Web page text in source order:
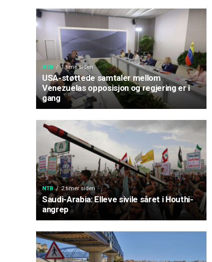
NTB 1 time siden
USA-støttede samtaler mellom
Venezuelas opposisjon og regjering er i
gang
NTB 2 timer siden
Saudi-Arabia: Elleve sivile såret i Houthi-
angrep